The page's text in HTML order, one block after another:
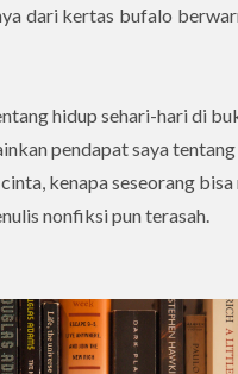
dari kertas bufalo
hidup sehari-hari di
pendapat saya
kenapa seseorang
nonfiksi pun terasah.